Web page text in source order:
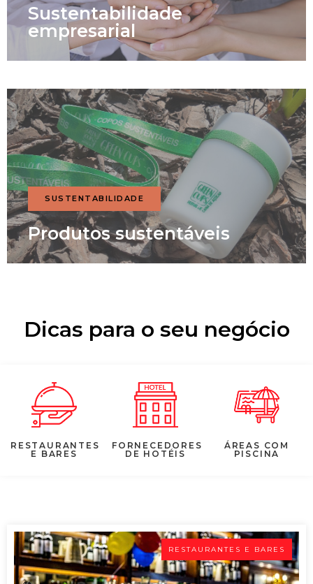
Sustentabilidade
empresarial
SUSTENTABILIDADE
Produtos sustentáveis
Dicas para o seu negócio
RESTAURANTES
E BARES
FORNECEDORES
DE HOTÉIS
ÁREAS COM
PISCINA
RESTAURANTES E BARES